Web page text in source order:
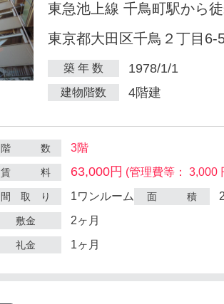
東急池上線 千鳥町駅から
東京都大田区千鳥２丁目6-
築 年 数 1978/1/1
建物階数 4階建
階 数 3階
賃 料 63,000円 (管理費等： 3,000
間 取 り 1ワンルーム 面 積
敷金 2ヶ月
礼金 1ヶ月